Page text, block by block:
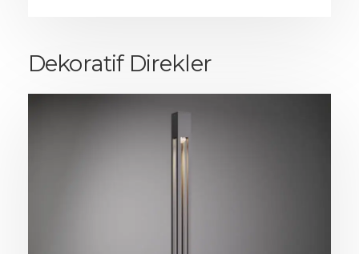
Dekoratif Direkler